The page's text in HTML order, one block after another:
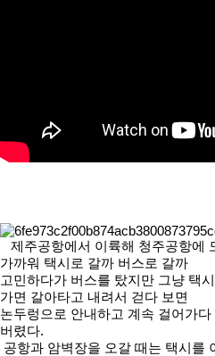
제주공항에서 이륙해 청주공항에
가까워 택시로 갈까 버스로 갈까
고민하다가 버스를 탔지만 그냥 택
가면 갈아타고 내려서 걷다 보면
논두렁으로 안내하고 계속 걸어가
버렸다.
공항과 암벽장을 오갈 때는 택시를